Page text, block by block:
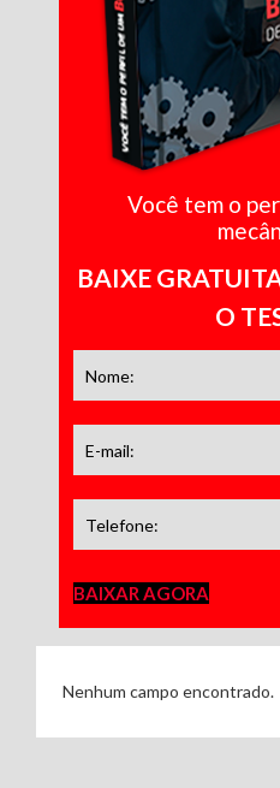
Você tem o
BAIXE
O
BAIXAR AGORA
Nenhum campo encontrado.